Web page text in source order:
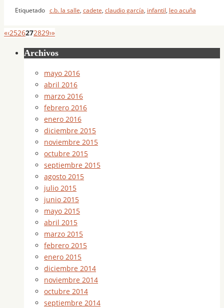
Etiquetado c.b. la salle, cadete, claudio garcía, infantil, leo acuña
«‹2526272829›»
Archivos
mayo 2016
abril 2016
marzo 2016
febrero 2016
enero 2016
diciembre 2015
noviembre 2015
octubre 2015
septiembre 2015
agosto 2015
julio 2015
junio 2015
mayo 2015
abril 2015
marzo 2015
febrero 2015
enero 2015
diciembre 2014
noviembre 2014
octubre 2014
septiembre 2014